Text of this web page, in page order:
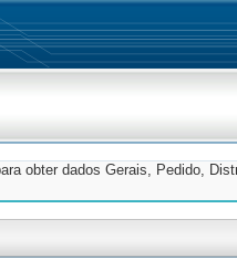
obter dados Gerais, Pedido,